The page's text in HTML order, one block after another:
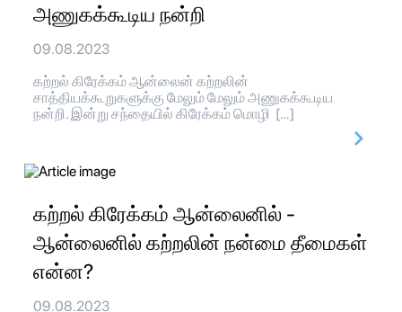
அணுகக்கூடிய நன்றி
09.08.2023
கற்றல் கிரேக்கம் ஆன்லைன் கற்றலின்
சாத்தியக்கூறுகளுக்கு மேலும் மேலும் அணுகக்கூடிய
நன்றி. இன்று சந்தையில் கிரேக்கம் மொழி […]
கற்றல் கிரேக்கம் ஆன்லைனில் -
ஆன்லைனில் கற்றலின் நன்மை தீமைகள்
என்ன?
09.08.2023